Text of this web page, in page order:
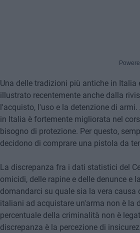
Una delle tradizioni più antiche in Italia
illustrato recentemente anche dalla
l'acquisto, l'uso e la detenzione di
in Italia è fortemente migliorata nel
bisogno di protezione. Per questo,
decidono di comprare una pistola da
La discrepanza fra i dati statistici del
omicidi, delle rapine e delle denunce e
domandarci su quale sia la vera
italiani ad acquistare un'arma non è la
percentuale della criminalità non è
discrepanza è la percezione di